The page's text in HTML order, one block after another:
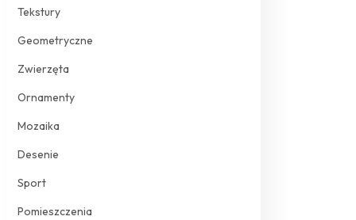
Tekstury
Geometryczne
Zwierzęta
Ornamenty
Mozaika
Desenie
Sport
Pomieszczenia